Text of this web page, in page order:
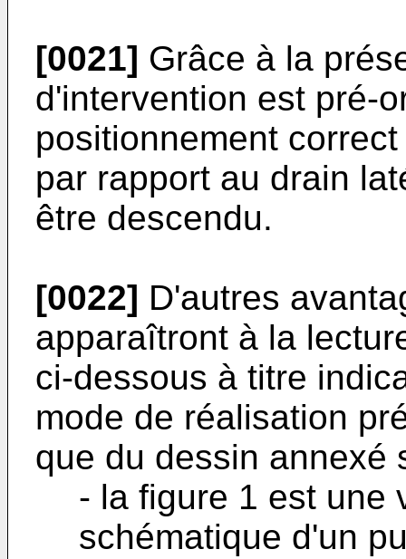
[0021] Grâce à la
d'intervention est pré-
positionnement
par rapport au drain
être descendu.
[0022] D'autres
apparaîtront à la
ci-dessous à titre
mode de réalisation
que du dessin annexé
- la figure 1 est une
schématique d'un